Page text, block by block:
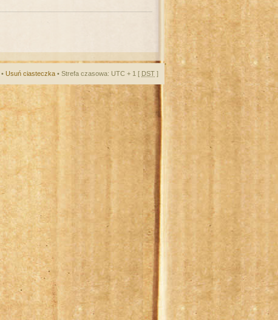
• Usuń ciasteczka • Strefa czasowa: UTC + 1 [ DST ]